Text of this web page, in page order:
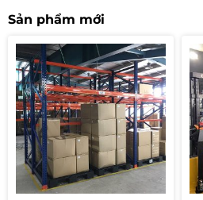
Sản phẩm mới